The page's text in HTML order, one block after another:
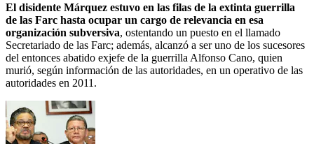
El disidente Márquez estuvo en las filas de la extinta guerrilla
de las Farc hasta ocupar un cargo de relevancia en esa
organización subversiva, ostentando un puesto en el llamado
Secretariado de las Farc; además, alcanzó a ser uno de los sucesores
del entonces abatido exjefe de la guerrilla Alfonso Cano, quien
murió, según información de las autoridades, en un operativo de las
autoridades en 2011.